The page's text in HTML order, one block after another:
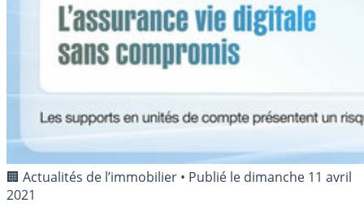
🏢 Actualités de l’immobilier • Publié le dimanche 11 avril
2021